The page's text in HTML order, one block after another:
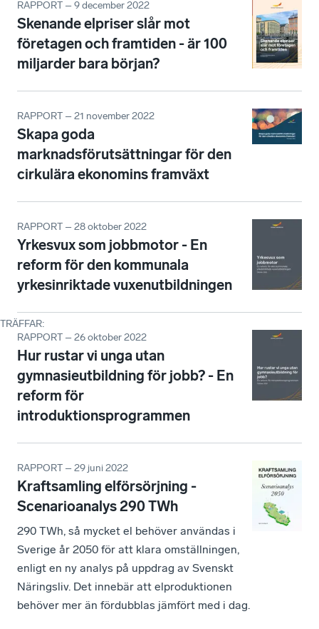
TRÄFFAR:
RAPPORT – 9 december 2022
Skenande elpriser slår mot
företagen och framtiden - är 100
miljarder bara början?
RAPPORT – 21 november 2022
Skapa goda
marknadsförutsättningar för den
cirkulära ekonomins framväxt
RAPPORT – 28 oktober 2022
Yrkesvux som jobbmotor - En
reform för den kommunala
yrkesinriktade vuxenutbildningen
RAPPORT – 26 oktober 2022
Hur rustar vi unga utan
gymnasieutbildning för jobb? - En
reform för
introduktionsprogrammen
RAPPORT – 29 juni 2022
Kraftsamling elförsörjning -
Scenarioanalys 290 TWh
290 TWh, så mycket el behöver användas i
Sverige år 2050 för att klara omställningen,
enligt en ny analys på uppdrag av Svenskt
Näringsliv. Det innebär att elproduktionen
behöver mer än fördubblas jämfört med i dag.